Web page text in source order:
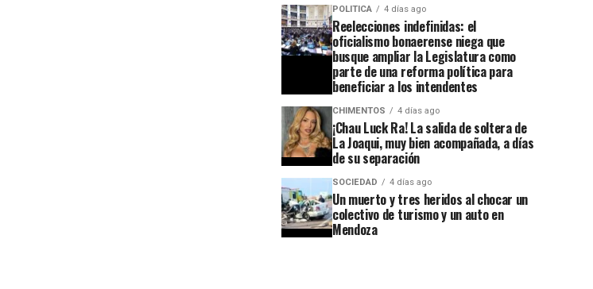
POLITICA 4 días ago
Reelecciones indefinidas: el
oficialismo bonaerense niega que
busque ampliar la Legislatura como
parte de una reforma política para
beneficiar a los intendentes
CHIMENTOS 4 días ago
¡Chau Luck Ra! La salida de soltera de
La Joaqui, muy bien acompañada, a días
de su separación
SOCIEDAD 4 días ago
Un muerto y tres heridos al chocar un
colectivo de turismo y un auto en
Mendoza